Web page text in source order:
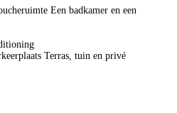
Een badkamer en een
Terras, tuin en privé